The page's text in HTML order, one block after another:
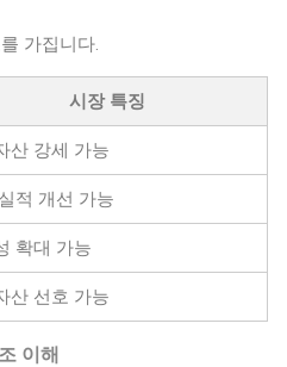
가집니다.
시장 특징
산 강세 가능
적 개선 가능
확대 가능
산 선호 가능
이해